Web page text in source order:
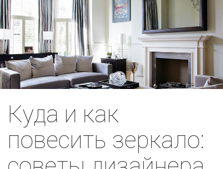
Куда и как
повесить зеркало: